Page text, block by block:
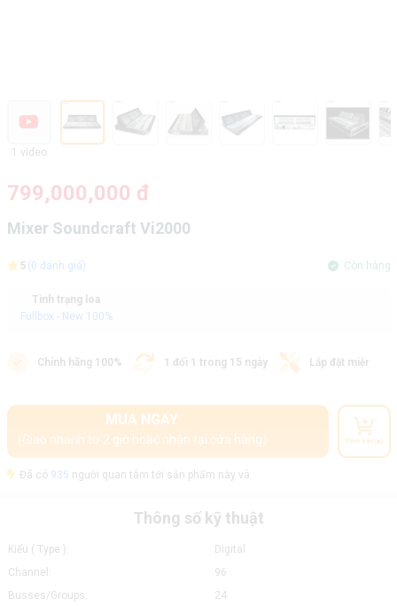
1 video
799,000,000 đ
Mixer Soundcraft Vi2000
5 (0 đánh giá) Còn hàng
Tình trạng loa
Fullbox - New 100%
Chính hãng 100% 1 đổi 1 trong 15 ngày Lắp đặt miễn phí
MUA NGAY
(Giao nhanh từ 2 giờ hoặc nhận tại cửa hàng) Thêm vào giỏ
Đã có 935 người quan tâm tới sản phẩm này và
Thông số kỹ thuật
Kiểu ( Type ):
Digital
Channel:
96
Busses/Groups:
24